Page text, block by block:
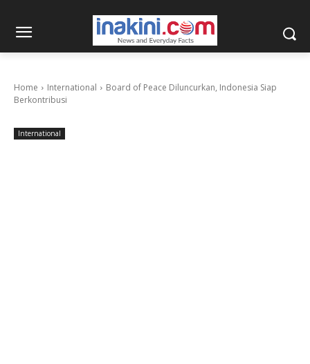
Home International
Board of Peace Diluncurkan, Indonesia Siap
Berkontribusi
International